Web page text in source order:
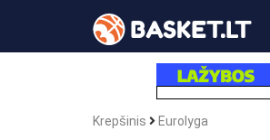
Krepšinis Eurolyga